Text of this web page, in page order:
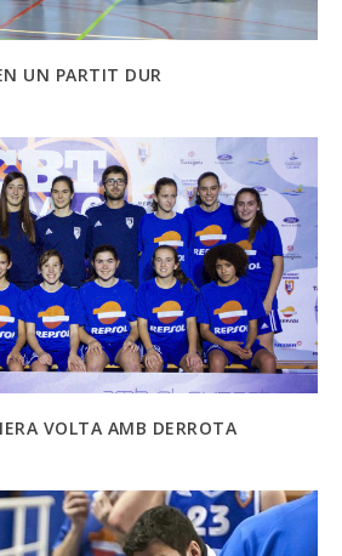
UN PARTIT DUR
VOLTA AMB DERROTA